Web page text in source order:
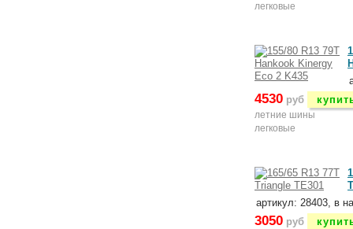
легковые
4530 руб
летние шины
легковые
артикул: 28403, в
3050 руб